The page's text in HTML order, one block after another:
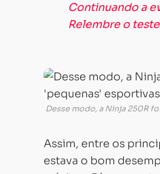
Continuando a
Relembre o
Desse modo, a Ninja 250R
Assim, entre os
estava o bom